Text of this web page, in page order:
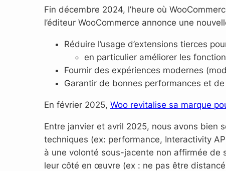
Fin décembre 2024, l’heure où
l’éditeur WooCommerce annonce une
Réduire l’usage d’extensions tierces
en particulier améliorer les
Fournir des expériences modernes
Garantir de bonnes performances et
En février 2025, Woo revitalise sa marque
Entre janvier et avril 2025, nous avons bien
techniques (ex: performance, Interactivity
à une volonté sous-jacente non affirmée de
leur côté en œuvre (ex : ne pas être